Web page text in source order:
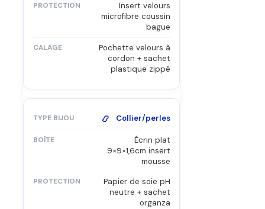
Insert velours
microfibre coussin
bague
Pochette velours à
cordon + sachet
plastique zippé
📿 Collier/perles
Écrin plat
9×9×1,6cm insert
mousse
Papier de soie pH
neutre + sachet
organza